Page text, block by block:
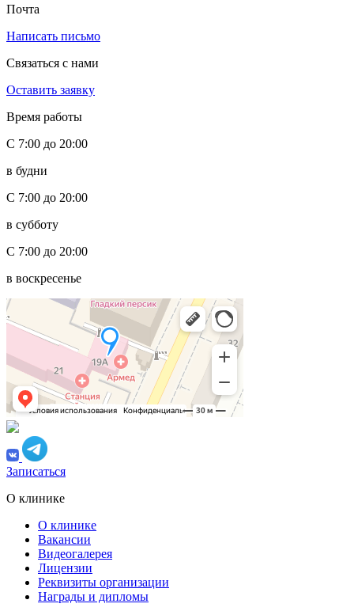
Почта
Написать письмо
Связаться с нами
Оставить заявку
Время работы
С 7:00 до 20:00
в будни
С 7:00 до 20:00
в субботу
С 7:00 до 20:00
в воскресенье
Записаться
О клинике
О клинике
Вакансии
Видеогалерея
Лицензии
Реквизиты организации
Награды и дипломы